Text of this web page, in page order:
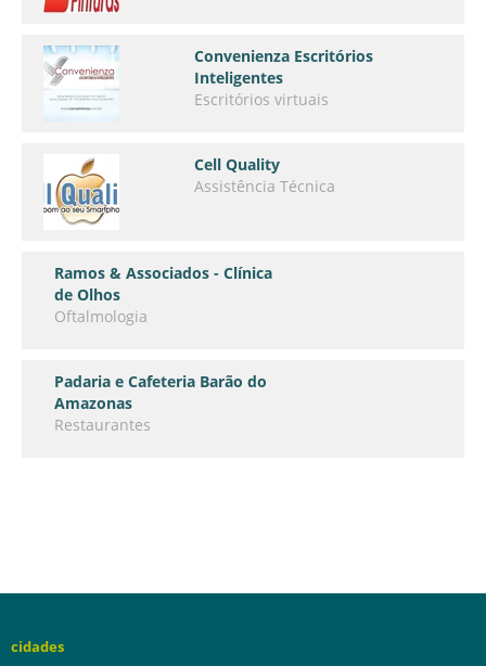
Convenienza Escritórios
Inteligentes
Escritórios virtuais
Cell Quality
Assistência Técnica
Ramos & Associados - Clínica
de Olhos
Oftalmologia
Padaria e Cafeteria Barão do
Amazonas
Restaurantes
cidades